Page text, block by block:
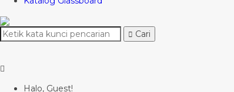
Cari
Halo, Guest!